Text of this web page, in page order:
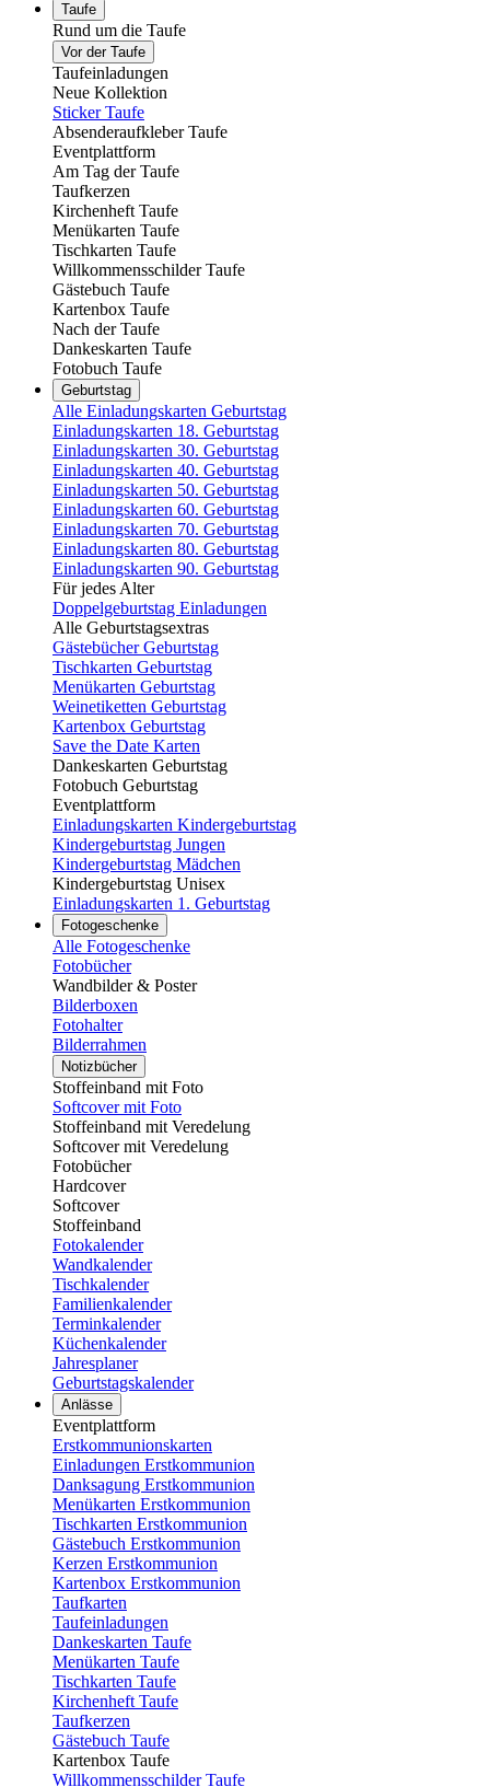
Taufe
Rund um die Taufe
Vor der Taufe
Taufeinladungen
Neue Kollektion
Sticker Taufe
Absenderaufkleber Taufe
Eventplattform
Am Tag der Taufe
Taufkerzen
Kirchenheft Taufe
Menükarten Taufe
Tischkarten Taufe
Willkommensschilder Taufe
Gästebuch Taufe
Kartenbox Taufe
Nach der Taufe
Dankeskarten Taufe
Fotobuch Taufe
Geburtstag
Alle Einladungskarten Geburtstag
Einladungskarten 18. Geburtstag
Einladungskarten 30. Geburtstag
Einladungskarten 40. Geburtstag
Einladungskarten 50. Geburtstag
Einladungskarten 60. Geburtstag
Einladungskarten 70. Geburtstag
Einladungskarten 80. Geburtstag
Einladungskarten 90. Geburtstag
Für jedes Alter
Doppelgeburtstag Einladungen
Alle Geburtstagsextras
Gästebücher Geburtstag
Tischkarten Geburtstag
Menükarten Geburtstag
Weinetiketten Geburtstag
Kartenbox Geburtstag
Save the Date Karten
Dankeskarten Geburtstag
Fotobuch Geburtstag
Eventplattform
Einladungskarten Kindergeburtstag
Kindergeburtstag Jungen
Kindergeburtstag Mädchen
Kindergeburtstag Unisex
Einladungskarten 1. Geburtstag
Fotogeschenke
Alle Fotogeschenke
Fotobücher
Wandbilder & Poster
Bilderboxen
Fotohalter
Bilderrahmen
Notizbücher
Stoffeinband mit Foto
Softcover mit Foto
Stoffeinband mit Veredelung
Softcover mit Veredelung
Fotobücher
Hardcover
Softcover
Stoffeinband
Fotokalender
Wandkalender
Tischkalender
Familienkalender
Terminkalender
Küchenkalender
Jahresplaner
Geburtstagskalender
Anlässe
Eventplattform
Erstkommunionskarten
Einladungen Erstkommunion
Danksagung Erstkommunion
Menükarten Erstkommunion
Tischkarten Erstkommunion
Gästebuch Erstkommunion
Kerzen Erstkommunion
Kartenbox Erstkommunion
Taufkarten
Taufeinladungen
Dankeskarten Taufe
Menükarten Taufe
Tischkarten Taufe
Kirchenheft Taufe
Taufkerzen
Gästebuch Taufe
Kartenbox Taufe
Willkommensschilder Taufe